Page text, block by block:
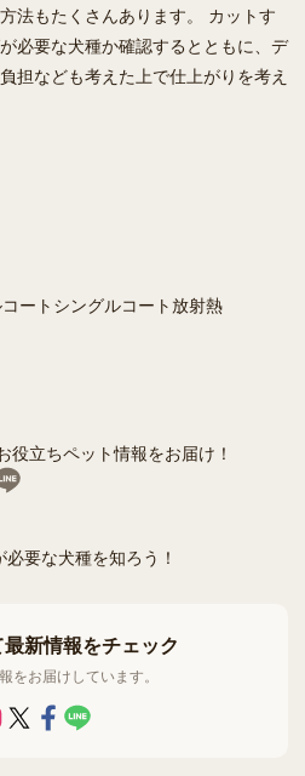
法もたくさんあります。 カットす
必要な犬種か確認するとともに、デ
担なども考えた上で仕上がりを考え
ート シングルコート放射熱
役立ちペット情報をお届け！
必要な犬種を知ろう！
新情報をチェック
をお届けしています。